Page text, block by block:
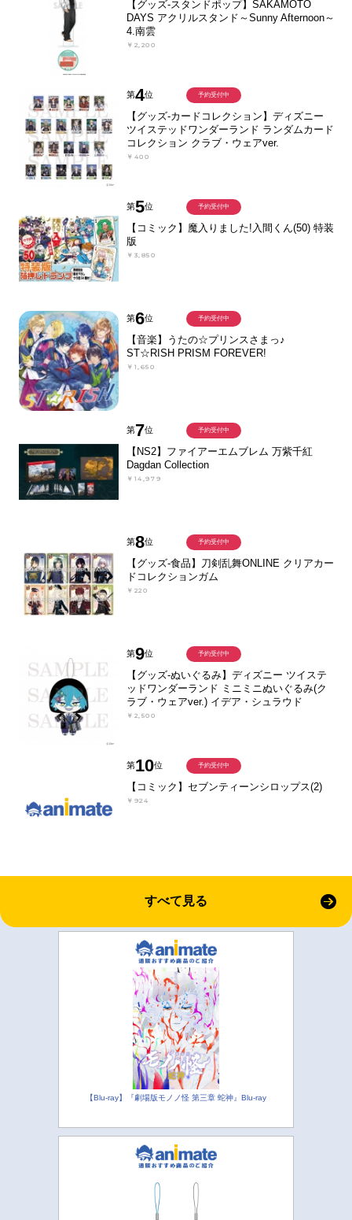
【グッズ-スタンドポップ】SAKAMOTO
DAYS アクリルスタンド～Sunny Afternoon～
4.南雲
￥2,200
第4位
【グッズ-カードコレクション】ディズニー
ツイステッドワンダーランド ランダムカード
コレクション クラブ・ウェアver.
￥400
予約受付中
第5位
【コミック】魔入りました!入間くん(50) 特装
版
￥3,850
予約受付中
第6位
【音楽】うたの☆プリンスさまっ♪
ST☆RISH PRISM FOREVER!
￥1,650
予約受付中
第7位
【NS2】ファイアーエムブレム 万紫千紅
Dagdan Collection
￥14,979
予約受付中
第8位
【グッズ-食品】刀剣乱舞ONLINE クリアカー
ドコレクションガム
￥220
予約受付中
第9位
【グッズ-ぬいぐるみ】ディズニー ツイステ
ッドワンダーランド ミニミニぬいぐるみ(ク
ラブ・ウェアver.) イデア・シュラウド
￥2,500
予約受付中
第10位
【コミック】セブンティーンシロップス(2)
￥924
予約受付中
すべて見る
【Blu-ray】『劇場版モノノ怪 第三章 蛇神』Blu-ray